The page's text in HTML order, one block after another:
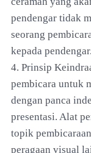
pendengar tidak
seorang
kepada pendengar.
4. Prinsip
pembicara untuk
dengan panca
presentasi. Alat
topik
peragaan visual